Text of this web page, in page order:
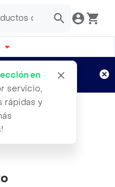
en
servicio,
rápidas y
Aplican TyC